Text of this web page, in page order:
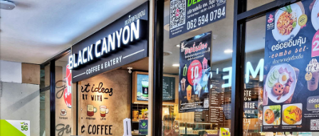
Orionstar Robot